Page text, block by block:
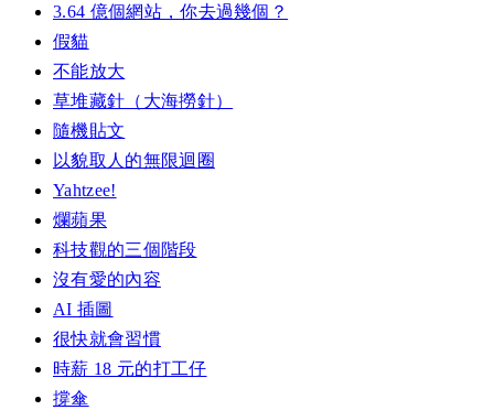
3.64 億個網站，你去過幾個？
假貓
不能放大
草堆藏針（大海撈針）
隨機貼文
以貌取人的無限迴圈
Yahtzee!
爛蘋果
科技觀的三個階段
沒有愛的內容
AI 插圖
很快就會習慣
時薪 18 元的打工仔
撐傘